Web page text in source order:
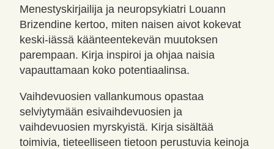
Menestyskirjailija ja neuropsykiatri Louann
Brizendine kertoo, miten naisen aivot kokevat
keski-iässä käänteentekevän muutoksen
parempaan. Kirja inspiroi ja ohjaa naisia
vapauttamaan koko potentiaalinsa.
Vaihdevuosien vallankumous opastaa
selviytymään esivaihdevuosien ja
vaihdevuosien myrskyistä. Kirja sisältää
toimivia, tieteelliseen tietoon perustuvia keinoja